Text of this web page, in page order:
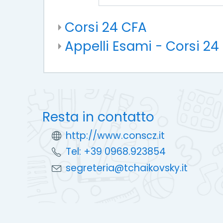
Corsi 24 CFA
Appelli Esami - Corsi 24
Resta in contatto
http://www.conscz.it
Tel: +39 0968.923854
segreteria@tchaikovsky.it